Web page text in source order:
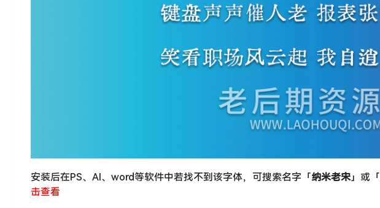
安装后在PS、AI、word等软件中若找不到该字体，可搜索名字「纳米老宋」或「
击查看